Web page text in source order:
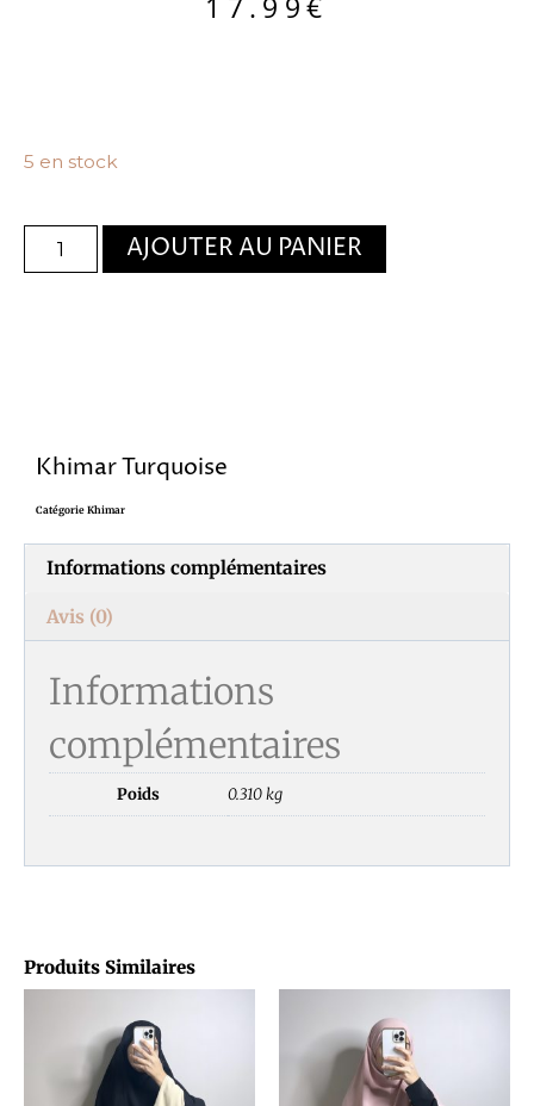
5 en stock
AJOUTER AU PANIER
Produits Similaires
Khimar Turquoise
Catégorie Khimar
Informations complémentaires
Avis (0)
Informations
complémentaires
Poids 0.310 kg